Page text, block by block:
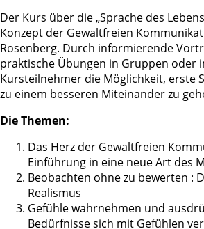
Der Kurs über die „Sprache des
Konzept der Gewaltfreien
Rosenberg. Durch informierende
praktische Übungen in Gruppen oder
Kursteilnehmer die Möglichkeit, erste
zu einem besseren Miteinander zu
Die Themen:
Das Herz der Gewaltfreien
Einführung in eine neue Art des
Beobachten ohne zu bewerten :
Realismus
Gefühle wahrnehmen und
Bedürfnisse sich mit Gefühlen